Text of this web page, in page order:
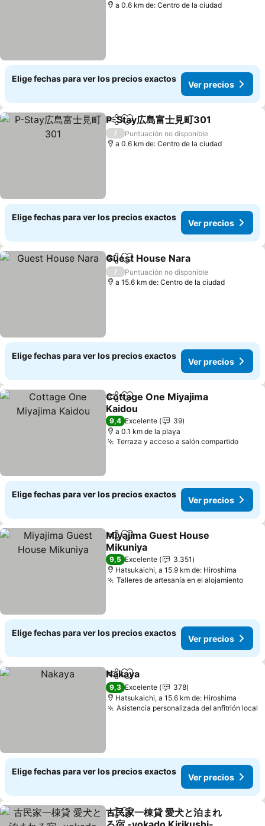
a 0.6 km de: Centro de la ciudad
Elige fechas para ver los precios exactos
Ver precios
CompartirAgregar a favoritos
P-Stay広島富士見町301
/
Puntuación no disponible
a 0.6 km de: Centro de la ciudad
Elige fechas para ver los precios exactos
Ver precios
CompartirAgregar a favoritos
Guest House Nara
/
Puntuación no disponible
a 15.6 km de: Centro de la ciudad
Elige fechas para ver los precios exactos
Ver precios
CompartirAgregar a favoritos
Cottage One Miyajima
Kaidou
Ver precios
9,4 Excelente
39
a 0.1 km de la playa
Terraza y acceso a salón compartidoVer
Elige fechas para ver los precios exactos
Ver precios
CompartirAgregar a favoritos
Miyajima Guest House
Mikuniya
Ver precios
9,5 Excelente
3.351
Hatsukaichi, a 15.9 km de: Hiroshima
Talleres de artesanía en el alojamientoVer
Elige fechas para ver los precios exactos
Ver precios
CompartirAgregar a favoritos
Nakaya
9,3 Excelente
378
Hatsukaichi, a 15.6 km de: Hiroshima
Asistencia personalizada del anfitrión local
Elige fechas para ver los precios exactos
Ver precios
CompartirAgregar a favoritos
古民家一棟貸 愛犬と泊まれ